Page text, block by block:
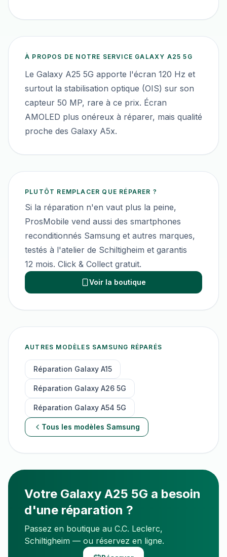
À PROPOS DE NOTRE SERVICE GALAXY A25 5G
Le Galaxy A25 5G apporte l'écran 120 Hz et
surtout la stabilisation optique (OIS) sur son
capteur 50 MP, rare à ce prix. Écran
AMOLED plus onéreux à réparer, mais qualité
proche des Galaxy A5x.
PLUTÔT REMPLACER QUE RÉPARER ?
Si la réparation n'en vaut plus la peine,
ProsMobile vend aussi des smartphones
reconditionnés Samsung et autres marques,
testés à l'atelier de Schiltigheim et garantis
12 mois. Click & Collect gratuit.
Voir la boutique
AUTRES MODÈLES SAMSUNG RÉPARÉS
Réparation Galaxy A15
Réparation Galaxy A26 5G
Réparation Galaxy A54 5G
Tous les modèles Samsung
Votre Galaxy A25 5G a besoin
d'une réparation ?
Passez en boutique au C.C. Leclerc,
Schiltigheim — ou réservez en ligne.